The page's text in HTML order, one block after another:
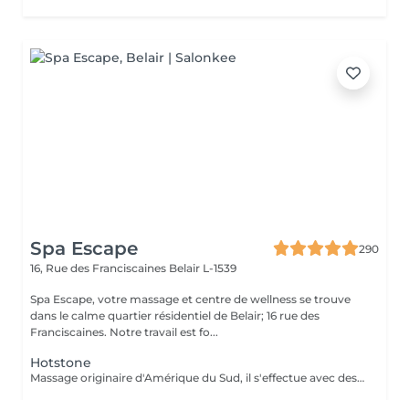
Spa Escape
290
16, Rue des Franciscaines Belair L-1539
Spa Escape, votre massage et centre de wellness se trouve
dans le calme quartier résidentiel de Belair; 16 rue des
Franciscaines. Notre travail est fo...
Hotstone
Massage originaire d'Amérique du Sud, il s'effectue avec des pierres volcaniques chaudes et des manoeuvres manuelles permettant au corps une détente musculaire et sensorielle très profonde. Vous ressortirez apaisé, rechargé et plein d'énergie